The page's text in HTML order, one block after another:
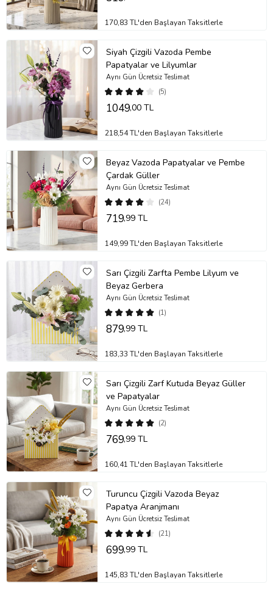
teşkil etmemektedir.
Saksı/vazo, sert ve dayanıklı bir plastik türü olan polimer
malzemeden üretilmiştir.
Stok durumuna göre ürünlerde ufak değişiklikler olabilir.
Ürün Kodu:nob155
170,83 TL'den Başlayan Taksitlerle
Siyah Çizgili Vazoda Pembe
Papatyalar ve Lilyumlar
(5)
Aynı Gün Ücretsiz Teslimat
1049,00 TL
218,54 TL'den Başlayan Taksitlerle
Beyaz Vazoda Papatyalar ve Pembe
Çardak Güller
(24)
Aynı Gün Ücretsiz Teslimat
719,99 TL
149,99 TL'den Başlayan Taksitlerle
Sarı Çizgili Zarfta Pembe Lilyum ve
Beyaz Gerbera
(1)
Aynı Gün Ücretsiz Teslimat
879,99 TL
183,33 TL'den Başlayan Taksitlerle
Sarı Çizgili Zarf Kutuda Beyaz Güller
ve Papatyalar
(2)
Aynı Gün Ücretsiz Teslimat
769,99 TL
160,41 TL'den Başlayan Taksitlerle
Turuncu Çizgili Vazoda Beyaz
Papatya Aranjmanı
(21)
Aynı Gün Ücretsiz Teslimat
699,99 TL
145,83 TL'den Başlayan Taksitlerle